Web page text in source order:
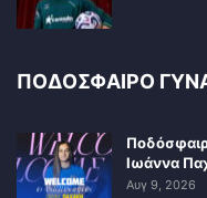
ΠΟΔΟΣΦΑΙΡΟ
Ιωάννα
Αυγ 9, 2026